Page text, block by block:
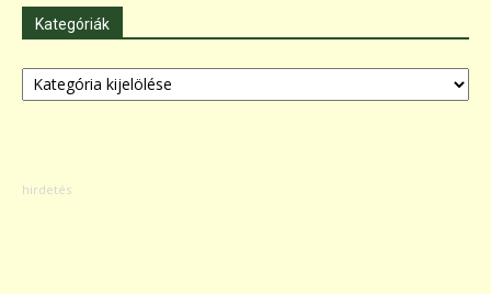
Kategóriák
Kategóriák